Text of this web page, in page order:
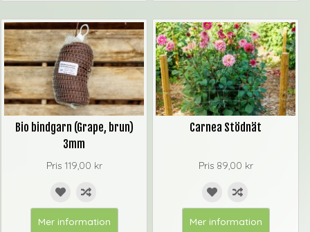
Bio bindgarn (Grape, brun)
3mm
Pris 119,00 kr
Mer information
Carnea Stödnät
Pris 89,00 kr
Mer information